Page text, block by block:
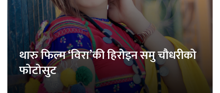
थारु फिल्म ‘विरा’की हिरोइन समु चौधरीको
फोटोसुट